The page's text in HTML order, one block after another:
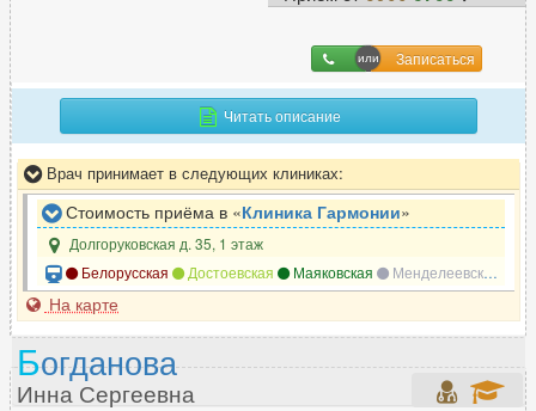
Записаться
Читать описание
Врач принимает в следующих клиниках:
Стоимость приёма в «Клиника Гармонии»
Долгоруковская д. 35, 1 этаж
Белорусская
Достоевская Маяковская Менделеевская
На карте
Богданова
Инна Сергеевна